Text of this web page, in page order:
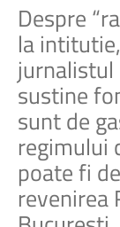
Despre
la
jurnalistul
sustine
sunt de
regimului
poate fi
revenirea